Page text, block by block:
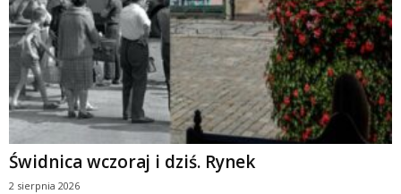
Świdnica wczoraj i dziś. Rynek
2 sierpnia 2026